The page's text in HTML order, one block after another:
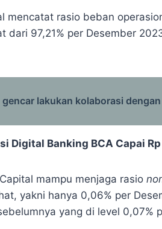
mencatat rasio beban
dari 97,21% per Desember
lakukan kolaborasi
Digital Banking BCA Capai
mampu menjaga rasio
yakni hanya 0,06% per
yang di level 0,07%